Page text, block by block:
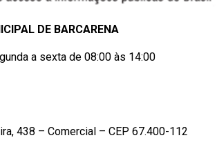
DE BARCARENA
a sexta de 08:00 às 14:00
438 – Comercial – CEP 67.400-112